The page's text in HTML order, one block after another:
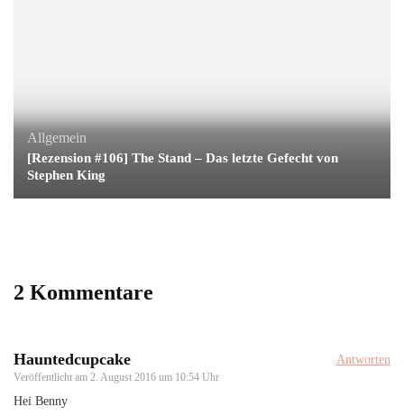
Allgemein
[Rezension #106] The Stand – Das letzte Gefecht von
Stephen King
2 Kommentare
Hauntedcupcake
Veröffentlicht am 2. August 2016 um 10:54 Uhr
Antworten
Hei Benny